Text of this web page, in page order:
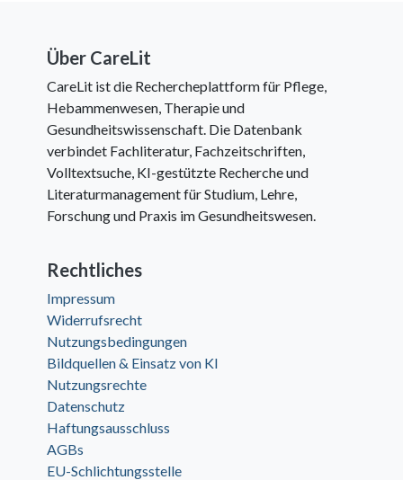
Über CareLit
CareLit ist die Rechercheplattform für Pflege,
Hebammenwesen, Therapie und
Gesundheitswissenschaft. Die Datenbank
verbindet Fachliteratur, Fachzeitschriften,
Volltextsuche, KI-gestützte Recherche und
Literaturmanagement für Studium, Lehre,
Forschung und Praxis im Gesundheitswesen.
Rechtliches
Impressum
Widerrufsrecht
Nutzungsbedingungen
Bildquellen & Einsatz von KI
Nutzungsrechte
Datenschutz
Haftungsausschluss
AGBs
EU-Schlichtungsstelle